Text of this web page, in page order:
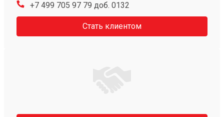
+7 499 705 97 79 доб. 0132
Стать клиентом